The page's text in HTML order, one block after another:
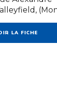
LA FICHE